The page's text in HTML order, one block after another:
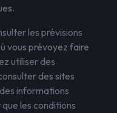
les prévisions
vous prévoyez faire
utiliser des
des sites
informations
les conditions